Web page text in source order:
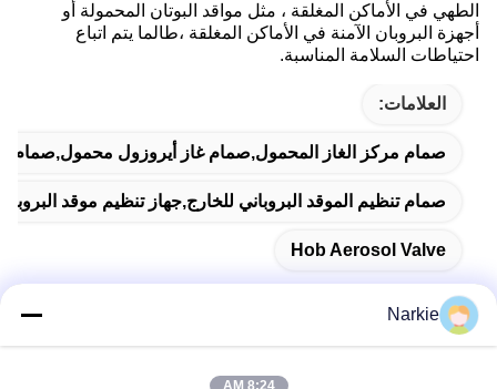
الطهي في الأماكن المغلقة ، مثل مواقد البوتان المحمولة أو
أجهزة البروبان الآمنة في الأماكن المغلقة ،طالما يتم اتباع
احتياطات السلامة المناسبة.
العلامات:
صمام مركز الغاز المحمول,صمام غاز أيروزول محمول,صمام
صمام تنظيم الموقد البروباني للخارج,جهاز تنظيم موقد
Hob Aerosol Valve
Narkie
8:24 AM